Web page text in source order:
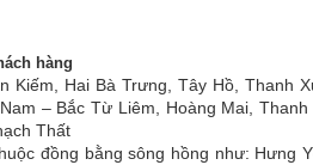
hàng
Kiếm, Hai Bà Trưng, Tây Hồ, Thanh
– Bắc Từ Liêm, Hoàng Mai, Thanh
Thất
đồng bằng sông hồng như: Hưng